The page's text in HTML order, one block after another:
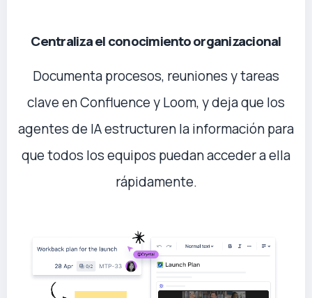
Centraliza el conocimiento organizacional
Documenta procesos, reuniones y tareas
clave en Confluence y Loom, y deja que los
agentes de IA estructuren la información para
que todos los equipos puedan acceder a ella
rápidamente.